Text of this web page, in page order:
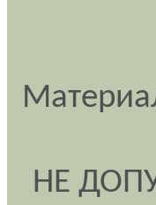
НЕ